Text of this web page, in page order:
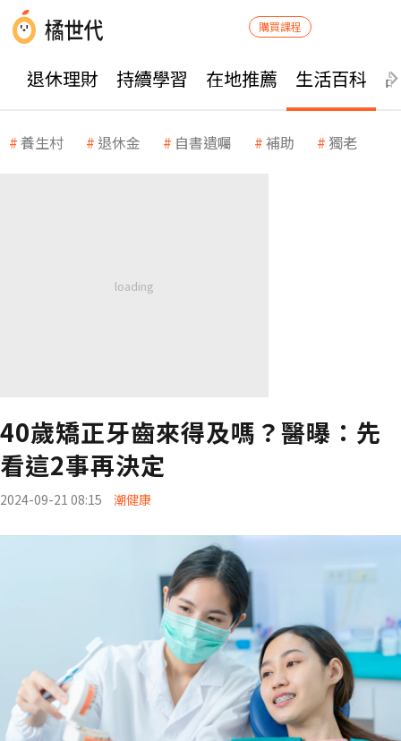
購買課程
退休理財 持續學習 在地推薦 生活百科
養生村 退休金 自書遺囑 補助 獨老
40歲矯正牙齒來得及嗎？醫曝：先
看這2事再決定
2024-09-21 08:15 潮健康